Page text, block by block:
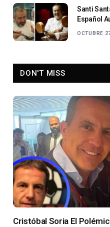
Santi
Español
OCTUBRE
DON'T MISS
Cristóbal Soria El